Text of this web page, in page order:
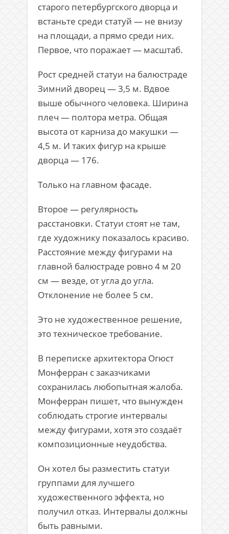
старого петербургского дворца и
встаньте среди статуй — не внизу
на площади, а прямо среди них.
Первое, что поражает — масштаб.
Рост средней статуи на балюстраде
Зимний дворец— 3,5 м. Вдвое
выше обычного человека. Ширина
плеч — полтора метра. Общая
высота от карниза до макушки —
4,5 м. И таких фигур на крыше
дворца — 176.
Только на главном фасаде.
Второе — регулярность
расстановки. Статуи стоят не там,
где художнику показалось красиво.
Расстояние между фигурами на
главной балюстраде ровно 4 м 20
см — везде, от угла до угла.
Отклонение не более 5 см.
Это не художественное решение,
это техническое требование.
В переписке архитектора Огюст
Монферран с заказчиками
сохранилась любопытная жалоба.
Монферран пишет, что вынужден
соблюдать строгие интервалы
между фигурами, хотя это создаёт
композиционные неудобства.
Он хотел бы разместить статуи
группами для лучшего
художественного эффекта, но
получил отказ. Интервалы должны
быть равными.